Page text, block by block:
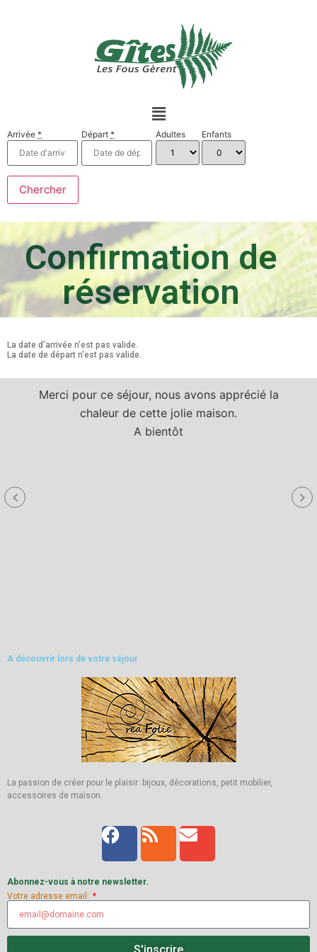
Arrivée * Départ * Adultes Enfants
Confirmation de
réservation
La date d'arrivée n'est pas valide.
La date de départ n'est pas valide.
Merci pour ce séjour, nous avons apprécié la
chaleur de cette jolie maison.
A bientôt
A découvrir lors de votre séjour
La passion de créer pour le plaisir: bijoux, décorations, petit mobilier,
accessoires de maison.
Abonnez-vous à notre newsletter.
Votre adresse email:
S'inscrire